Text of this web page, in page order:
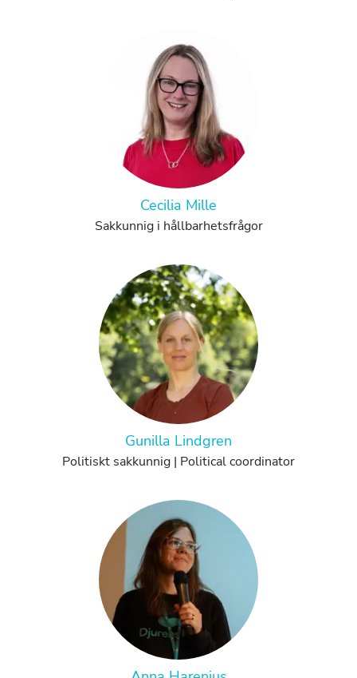
Cecilia Mille
Sakkunnig i hållbarhetsfrågor
Gunilla Lindgren
Politiskt sakkunnig | Political coordinator